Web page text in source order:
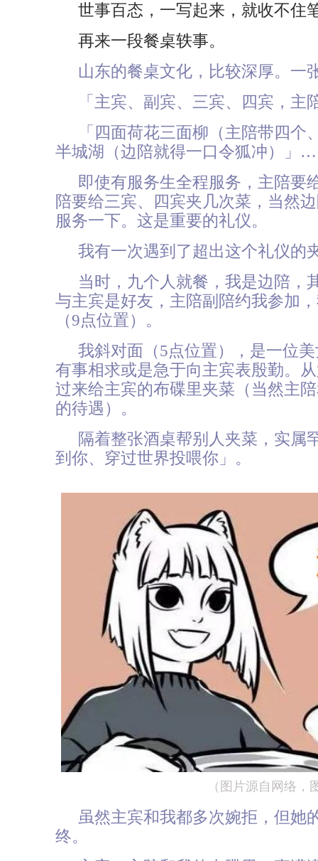
世事百态，一写起来，就收不住
再来一段餐桌轶事。
山东的餐桌文化，比较深厚。一
「主宾、副宾、三宾、四宾，
「四面荷花三面柳（主陪带四
半城湖（边陪就得一口令狐冲）」…
即使有服务生全程服务，主陪要
陪要给三宾、四宾夹几次菜，当然
服务一下。这是重要的礼仪。
我有一次遇到了超出这个礼仪的
当时，九个人就餐，我是边陪，
与主宾是好友，主陪副陪约我参加
（9点位置）。
我斜对面（5点位置），是一位
有事相求或是急于向主宾表殷勤。
过来给主宾的布碟里夹菜（当然主
的待遇）。
隔着整张酒桌帮别人夹菜，实
到你、穿过世界投喂你」。
（图片源自网络，
虽然主宾和我都多次婉拒，但她
终。